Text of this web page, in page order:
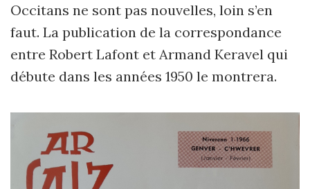
Occitans ne sont pas nouvelles, loin s’en
faut. La publication de la correspondance
entre Robert Lafont et Armand Keravel qui
débute dans les années 1950 le montrera.